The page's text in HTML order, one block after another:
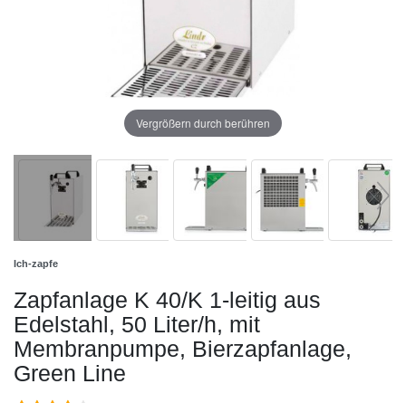
Vergrößern durch berühren
Ich-zapfe
Zapfanlage K 40/K 1-leitig aus
Edelstahl, 50 Liter/h, mit
Membranpumpe, Bierzapfanlage,
Green Line